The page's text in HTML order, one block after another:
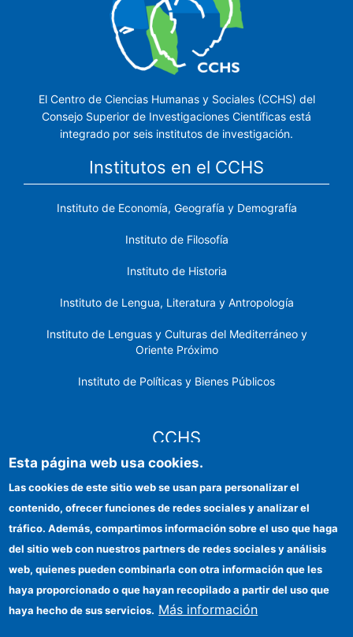
El Centro de Ciencias Humanas y Sociales (CCHS) del
Consejo Superior de Investigaciones Científicas está
integrado por seis institutos de investigación.
Institutos en el CCHS
Instituto de Economía, Geografía y Demografía
Instituto de Filosofía
Instituto de Historia
Instituto de Lengua, Literatura y Antropología
Instituto de Lenguas y Culturas del Mediterráneo y
Oriente Próximo
Instituto de Políticas y Bienes Públicos
CCHS
Identidad institucional
Ayudas FEDER
Organismos financiadores
Esta página web usa cookies.
Las cookies de este sitio web se usan para personalizar el
contenido, ofrecer funciones de redes sociales y analizar el
tráfico. Además, compartimos información sobre el uso que haga
del sitio web con nuestros partners de redes sociales y análisis
web, quienes pueden combinarla con otra información que les
haya proporcionado o que hayan recopilado a partir del uso que
haya hecho de sus servicios. Más información